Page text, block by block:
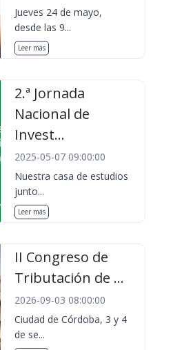
Jueves 24 de mayo,
desde las 9...
Leer más
2.ª Jornada
Nacional de
Invest...
2025-05-07 09:00:00
Nuestra casa de estudios
junto...
Leer más
II Congreso de
Tributación de ...
2026-09-03 08:00:00
Ciudad de Córdoba, 3 y 4
de se...